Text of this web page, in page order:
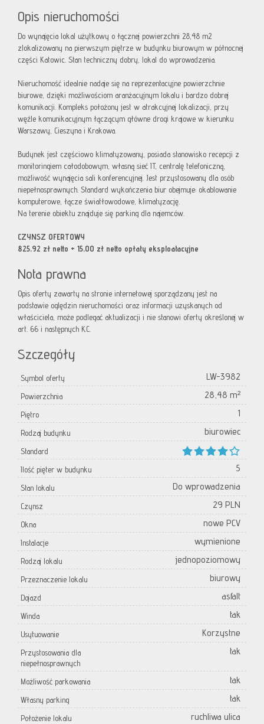
Opis nieruchomości
Do wynajęcia lokal użytkowy o łącznej powierzchni 28,48 m2
zlokalizowany na pierwszym piętrze w budynku biurowym w północnej
części Katowic. Stan techniczny dobry, lokal do wprowadzenia.
Nieruchomość idealnie nadaje się na reprezentacyjne powierzchnie
biurowe, dzięki możliwościom aranżacyjnym lokalu i bardzo dobrej
komunikacji. Kompleks położony jest w atrakcyjnej lokalizacji, przy
węźle komunikacyjnym łączącym główne drogi krajowe w kierunku
Warszawy, Cieszyna i Krakowa.
Budynek jest częściowo klimatyzowany, posiada stanowisko recepcji z
monitoringiem całodobowym, własną sieć IT, centralę telefoniczną,
możliwość wynajęcia sali konferencyjnej. Jest przystosowany dla osób
niepełnosprawnych. Standard wykończenia biur obejmuje: okablowanie
komputerowe, łącze światłowodowe, klimatyzację.
Na terenie obiektu znajduje się parking dla najemców.
CZYNSZ OFERTOWY
825,92 zł netto + 15,00 zł netto opłaty eksploatacyjne
Nota prawna
Opis oferty zawarty na stronie internetowej sporządzany jest na
podstawie oględzin nieruchomości oraz informacji uzyskanych od
właściciela, może podlegać aktualizacji i nie stanowi oferty określonej w
art. 66 i następnych K.C.
Szczegóły
Symbol oferty LW-3982
Powierzchnia 28,48 m²
Piętro 1
Rodzaj budynku biurowiec
Standard
Ilość pięter w budynku
5
Stan lokalu Do wprowadzenia
Czynsz 29 PLN
Okna nowe PCV
Instalacje wymienione
Rodzaj lokalu jednopoziomowy
Przeznaczenie lokalu biurowy
Dojazd asfalt
Winda tak
Usytuowanie Korzystne
Przystosowania dla
niepełnosprawnych
tak
Możliwość parkowania tak
Własny parking tak
Położenie lokalu ruchliwa ulica